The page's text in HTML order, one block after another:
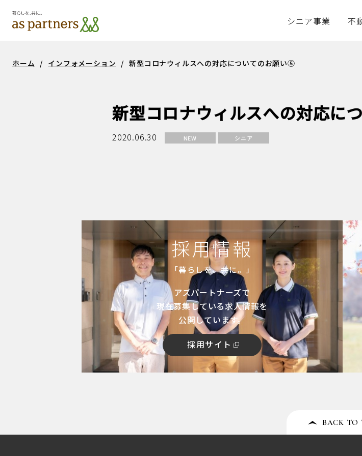
シニア事業
シニア事業
シニア事業トップ
デイサービス（通所
不
不動産事業
不動
ホーム / インフォメーション / 新型コロナウィルスへの対応についてのお願い⑤
新型コロナウィルスへの対応に
2020.06.30 NEW シニア
採用情報
「暮らしを、共に。」
アズパートナーズで
現在募集している求人情報を
公開しています。
採用サイト
BACK TO
サステナビリティ